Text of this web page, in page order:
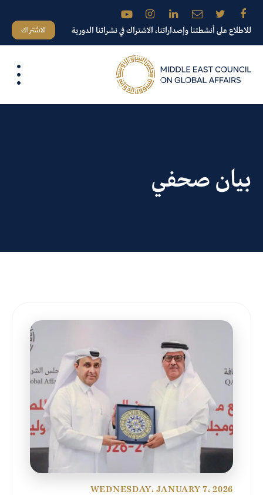
للاطلاع على أنشطتنا وإصداراتنا، الاشتراك في نشراتنا الدورية الاشتراك
بيان صحفي
WEDNESDAY، JANUARY 7، 2026